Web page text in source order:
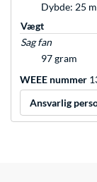
Dybde: 25
Vægt
Sag fan
97 gram
WEEE nummer
Ansvarlig